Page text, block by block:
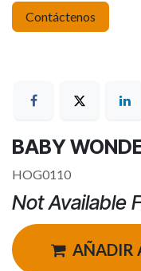
Contáctenos
BABY
HOG0110
Not Available
AÑADIR